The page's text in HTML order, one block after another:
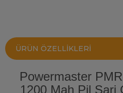
ÜRÜN ÖZELLIKLERI
Powermaster
1200 Mah Pil Şarj